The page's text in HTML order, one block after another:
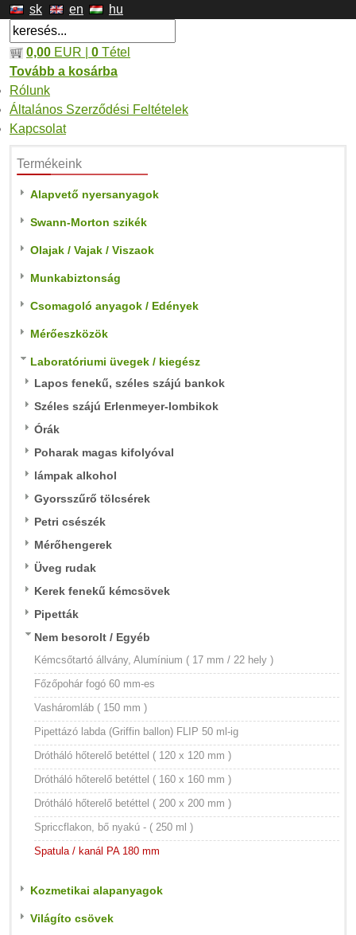
sk en hu
0,00 EUR | 0 Tétel
Tovább a kosárba
Rólunk
Általános Szerződési Feltételek
Kapcsolat
Termékeink
Alapvető nyersanyagok
Swann-Morton szikék
Olajak / Vajak / Viszaok
Munkabiztonság
Csomagoló anyagok / Edények
Mérőeszközök
Laboratóriumi üvegek / kiegész
Lapos fenekű, széles szájú bankok
Széles szájú Erlenmeyer-lombikok
Órák
Poharak magas kifolyóval
lámpak alkohol
Gyorsszűrő tölcsérek
Petri csészék
Mérőhengerek
Üveg rudak
Kerek fenekű kémcsövek
Pipetták
Nem besorolt / Egyéb
Kémcsőtartó állvány, Alumínium ( 17 mm / 22 hely )
Főzőpohár fogó 60 mm-es
Vasháromláb ( 150 mm )
Pipettázó labda (Griffin ballon) FLIP 50 ml-ig
Drótháló hőterelő betéttel ( 120 x 120 mm )
Drótháló hőterelő betéttel ( 160 x 160 mm )
Drótháló hőterelő betéttel ( 200 x 200 mm )
Spriccflakon, bő nyakú - ( 250 ml )
Spatula / kanál PA 180 mm
Kozmetikai alapanyagok
Világíto csövek